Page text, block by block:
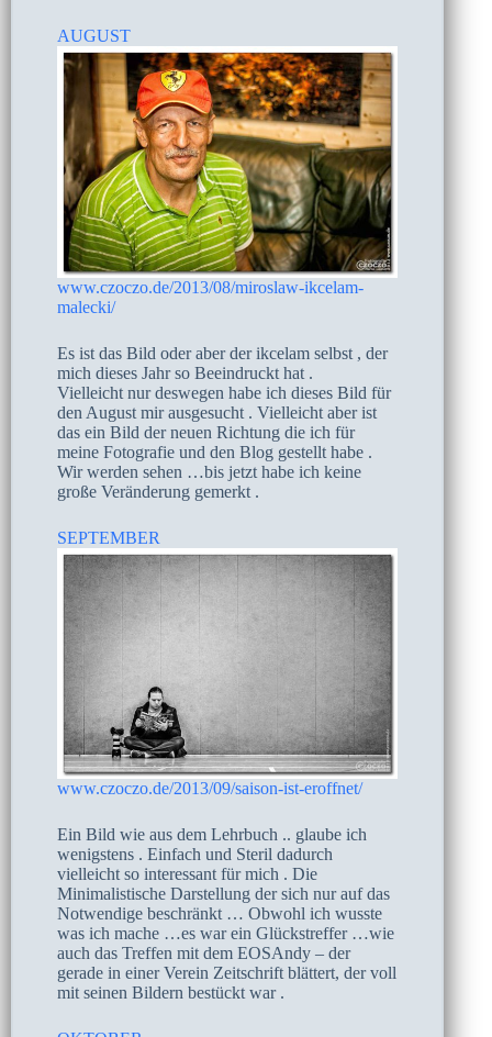
AUGUST
www.czoczo.de/2013/08/miroslaw-ikcelam-
malecki/
Es ist das Bild oder aber der ikcelam selbst , der
mich dieses Jahr so Beeindruckt hat .
Vielleicht nur deswegen habe ich dieses Bild für
den August mir ausgesucht . Vielleicht aber ist
das ein Bild der neuen Richtung die ich für
meine Fotografie und den Blog gestellt habe .
Wir werden sehen …bis jetzt habe ich keine
große Veränderung gemerkt .
SEPTEMBER
www.czoczo.de/2013/09/saison-ist-eroffnet/
Ein Bild wie aus dem Lehrbuch .. glaube ich
wenigstens . Einfach und Steril dadurch
vielleicht so interessant für mich . Die
Minimalistische Darstellung der sich nur auf das
Notwendige beschränkt … Obwohl ich wusste
was ich mache …es war ein Glückstreffer …wie
auch das Treffen mit dem EOSAndy – der
gerade in einer Verein Zeitschrift blättert, der voll
mit seinen Bildern bestückt war .